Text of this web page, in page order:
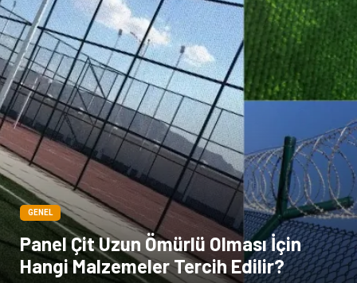
GENEL
Panel Çit Uzun Ömürlü Olması İçin
Hangi Malzemeler Tercih Edilir?